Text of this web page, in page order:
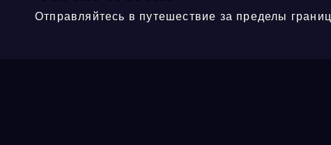
Отправляйтесь в путешествие за пределы границ